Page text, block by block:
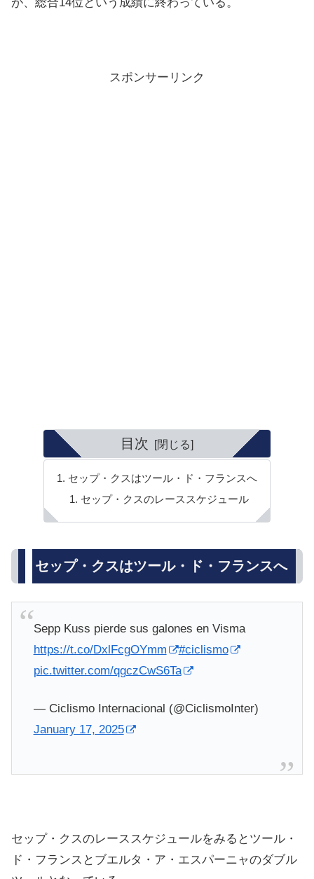
スポンサーリンク
目次
セップ・クスはツール・ド・フランスへ
セップ・クスのレーススケジュール
セップ・クスはツール・ド・フランスへ
Sepp Kuss pierde sus galones en Visma
https://t.co/DxlFcgOYmm
#ciclismo
pic.twitter.com/qgczCwS6Ta
— Ciclismo Internacional (@CiclismoInter)
January 17, 2025
セップ・クスのレーススケジュールをみるとツール・
ド・フランスとブエルタ・ア・エスパーニャのダブル